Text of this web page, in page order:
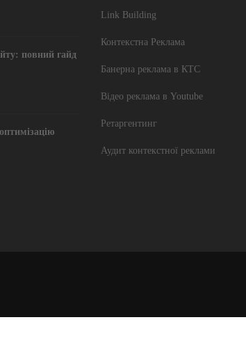
повний гайд
Link Building
Контекстна Реклама
Банерна реклама в КТС
Відео реклама в Youtube
Ретаргентинг
Аудит контекстної реклами